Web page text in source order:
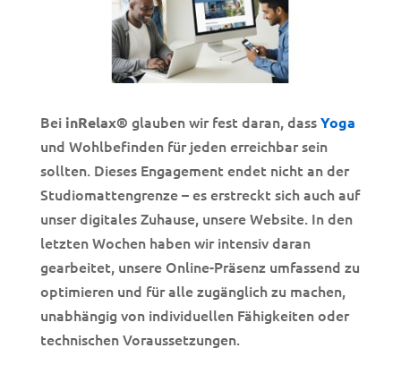
Bei inRelax® glauben wir fest daran, dassYoga
und Wohlbefinden für jeden erreichbar sein
sollten. Dieses Engagement endet nicht an der
Studiomattengrenze – es erstreckt sich auch auf
unser digitales Zuhause, unsere Website. In den
letzten Wochen haben wir intensiv daran
gearbeitet, unsere Online-Präsenz umfassend zu
optimieren und für alle zugänglich zu machen,
unabhängig von individuellen Fähigkeiten oder
technischen Voraussetzungen.